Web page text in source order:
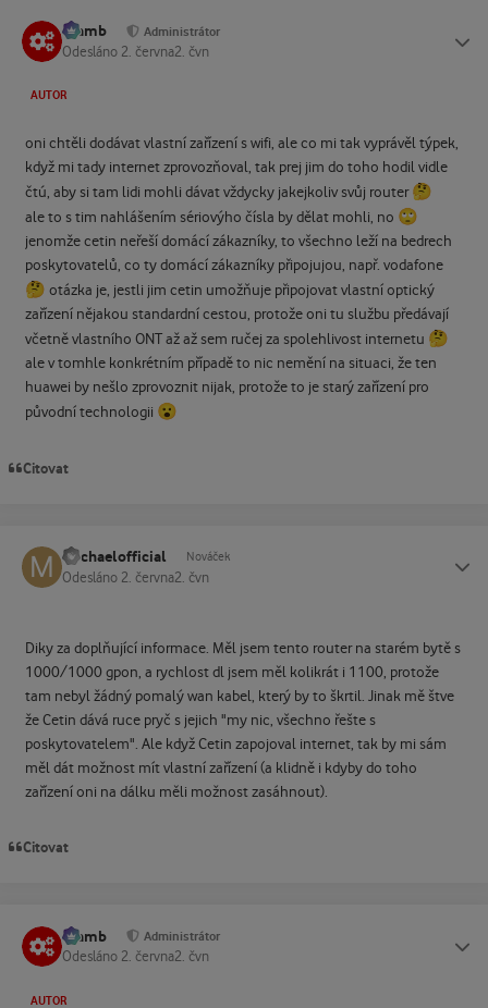
Slamb Administrátor
Odesláno 2. června2. čvn
AUTOR
oni chtěli dodávat vlastní zařízení s wifi, ale co mi tak vyprávěl týpek,
když mi tady internet zprovozňoval, tak prej jim do toho hodil vidle
čtú, aby si tam lidi mohli dávat vždycky jakejkoliv svůj router🤔
ale to s tim nahlášením sériovýho čísla by dělat mohli, no 🙄
jenomže cetin neřeší domácí zákazníky, to všechno leží na bedrech
poskytovatelů, co ty domácí zákazníky připojujou, např. vodafone
🤔 otázka je, jestli jim cetin umožňuje připojovat vlastní optický
zařízení nějakou standardní cestou, protože oni tu službu předávají
včetně vlastního ONT až až sem ručej za spolehlivost internetu 🤔
ale v tomhle konkrétním případě to nic nemění na situaci, že ten
huawei by nešlo zprovoznit nijak, protože to je starý zařízení pro
původní technologii 😮
Citovat
michaelofficial Nováček
Odesláno 2. června2. čvn
Diky za doplňující informace. Měl jsem tento router na starém bytě s
1000/1000 gpon, a rychlost dl jsem měl kolikrát i 1100, protože
tam nebyl žádný pomalý wan kabel, který by to škrtil. Jinak mě štve
že Cetin dává ruce pryč s jejich "my nic, všechno řešte s
poskytovatelem". Ale když Cetin zapojoval internet, tak by mi sám
měl dát možnost mít vlastní zařízení (a klidně i kdyby do toho
zařízení oni na dálku měli možnost zasáhnout).
Citovat
Slamb Administrátor
Odesláno 2. června2. čvn
AUTOR